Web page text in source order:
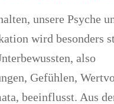
unsere Psyche
wird besonders
also
Gefühlen,
beeinflusst. Aus